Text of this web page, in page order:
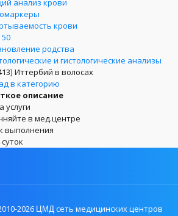
анализ крови
крови
родства
и гистологические анализы
Иттербий в волосах
в категорию
описание
услуги
в мед.центре
выполнения
2026 ЦМД сеть медицинских центров